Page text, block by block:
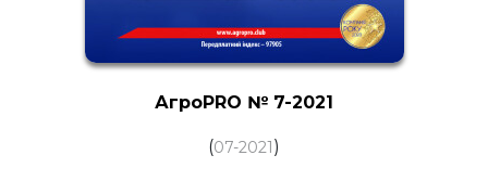
АгроPRO № 7-2021
(07-2021)